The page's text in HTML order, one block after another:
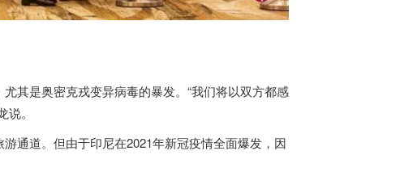
其是奥密克戎变异病毒的暴发。“我们将以双方都感
。
通道。但由于印尼在2021年新冠疫情全面爆发，因